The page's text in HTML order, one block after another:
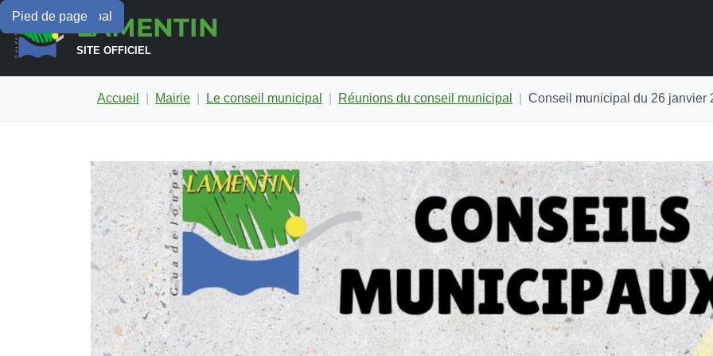
Menu principal
Contenu principal
Pied de pageLAMENTIN
SITE OFFICIEL
Accueil Mairie Le conseil municipal Réunions du conseil municipal Conseil municipal du 26 janvier